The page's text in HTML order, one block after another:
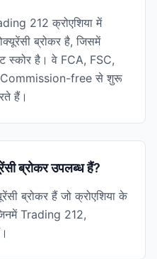
212 क्रोएशिया में
ब्रोकर है, जिसमें
स्कोर है। वे FCA, FSC,
Commission-free से शुरू
हैं।
ब्रोकर उपलब्ध हैं?
ब्रोकर हैं जो क्रोएशिया के
Trading 212,